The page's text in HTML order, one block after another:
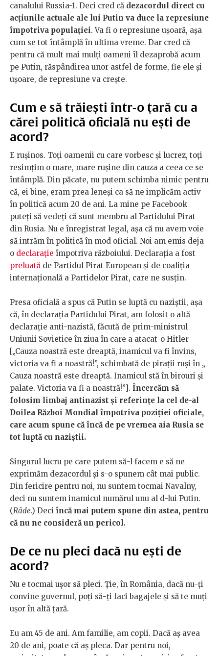
canalului Russia-1. Deci cred că dezacordul direct cu
acțiunile actuale ale lui Putin va duce la represiune
împotriva populației. Va fi o represiune ușoară, așa
cum se tot întâmplă în ultima vreme. Dar cred că
pentru că mult mai mulți oameni îl dezaprobă acum
pe Putin, răspândirea unor astfel de forme, fie ele și
ușoare, de represiune va crește.
Cum e să trăiești într-o țară cu a
cărei politică oficială nu ești de
acord?
E rușinos. Toți oamenii cu care vorbesc și lucrez, toți
resimțim o mare, mare rușine din cauza a ceea ce se
întâmplă. Din păcate, nu putem schimba nimic pentru
că, ei bine, eram prea leneși ca să ne implicăm activ
în politică acum 20 de ani. La mine pe Facebook
puteți să vedeți că sunt membru al Partidului Pirat
din Rusia. Nu e înregistrat legal, așa că nu avem voie
să intrăm în politică în mod oficial. Noi am emis deja
o declarație împotriva războiului. Declarația a fost
preluată de Partidul Pirat European și de coaliția
internațională a Partidelor Pirat, care ne susțin.
Presa oficială a spus că Putin se luptă cu naziștii, așa
că, în declarația Partidului Pirat, am folosit o altă
declarație anti-nazistă, făcută de prim-ministrul
Uniunii Sovietice în ziua în care a atacat-o Hitler
[„Cauza noastră este dreaptă, inamicul va fi învins,
victoria va fi a noastră!”, schimbată de pirații ruși în „​​
Cauza noastră este dreaptă. Inamicul stă în birouri și
palate. Victoria va fi a noastră!”]. Încercăm să
folosim limbaj antinazist și referințe la cel de-al
Doilea Război Mondial împotriva poziției oficiale,
care acum spune că încă de pe vremea aia Rusia se
tot luptă cu naziștii.
Singurul lucru pe care putem să-l facem e să ne
exprimăm dezacordul și s-o spunem cât mai public.
Din fericire pentru noi, nu suntem tocmai Navalny,
deci nu suntem inamicul numărul unu al d-lui Putin.
(Râde.) Deci încă mai putem spune din astea, pentru
că nu ne consideră un pericol.
De ce nu pleci dacă nu ești de
acord?
Nu e tocmai ușor să pleci. Ție, în România, dacă nu-ți
convine guvernul, poți să-ți faci bagajele și să te muți
ușor în altă țară.
Eu am 45 de ani. Am familie, am copii. Dacă aș avea
20 de ani, poate că aș pleca. Dar pentru noi,